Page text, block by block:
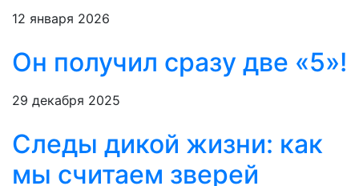
12 января 2026
Он получил сразу две «5»!
29 декабря 2025
Следы дикой жизни: как
мы считаем зверей